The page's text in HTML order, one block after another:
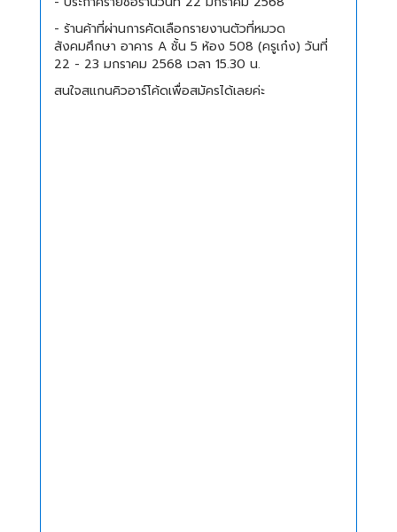
- ร้านค้าที่ผ่านการคัดเลือกรายงานตัวที่หมวด
สังคมศึกษา อาคาร A ชั้น 5 ห้อง 508 (ครูเก๋ง) วันที่
22 - 23 มกราคม 2568 เวลา 15.30 น.
สนใจสแกนคิวอาร์โค้ดเพื่อสมัครได้เลยค่ะ